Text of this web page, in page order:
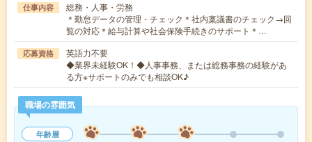
仕事内容
総務・人事・労務
＊勤怠データの管理・チェック＊社内稟議書のチェック→回
覧の対応＊給与計算や社会保険手続きのサポート＊…
応募資格
英語力不要
◆業界未経験OK！◆人事事務、または総務事務の経験があ
る方※サポートのみでも相談OK♪
職場の雰囲気
年齢層